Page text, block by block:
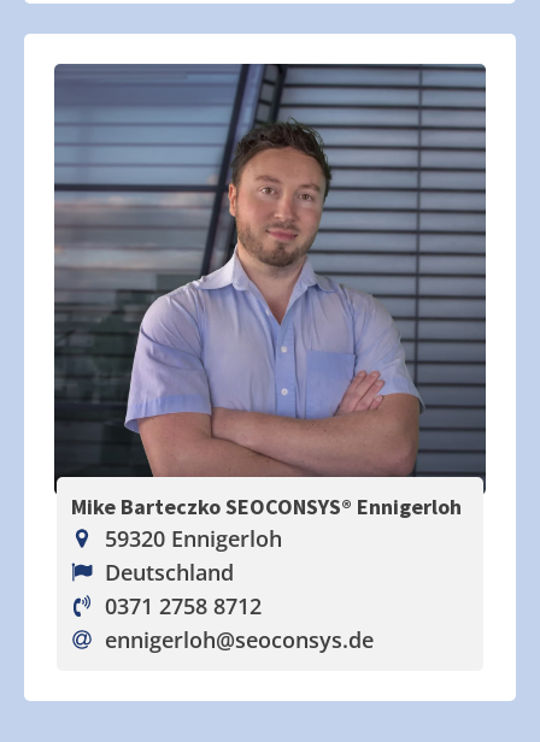
Mike Barteczko SEOCONSYS® Ennigerloh
59320 Ennigerloh
Deutschland
0371 2758 8712
ennigerloh@seoconsys.de